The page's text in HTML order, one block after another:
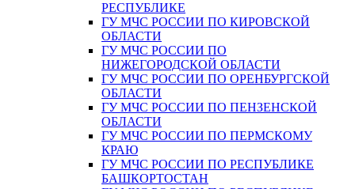
РЕСПУБЛИКЕ
ГУ МЧС РОССИИ ПО КИРОВСКОЙ
ОБЛАСТИ
ГУ МЧС РОССИИ ПО
НИЖЕГОРОДСКОЙ ОБЛАСТИ
ГУ МЧС РОССИИ ПО ОРЕНБУРГСКОЙ
ОБЛАСТИ
ГУ МЧС РОССИИ ПО ПЕНЗЕНСКОЙ
ОБЛАСТИ
ГУ МЧС РОССИИ ПО ПЕРМСКОМУ
КРАЮ
ГУ МЧС РОССИИ ПО РЕСПУБЛИКЕ
БАШКОРТОСТАН